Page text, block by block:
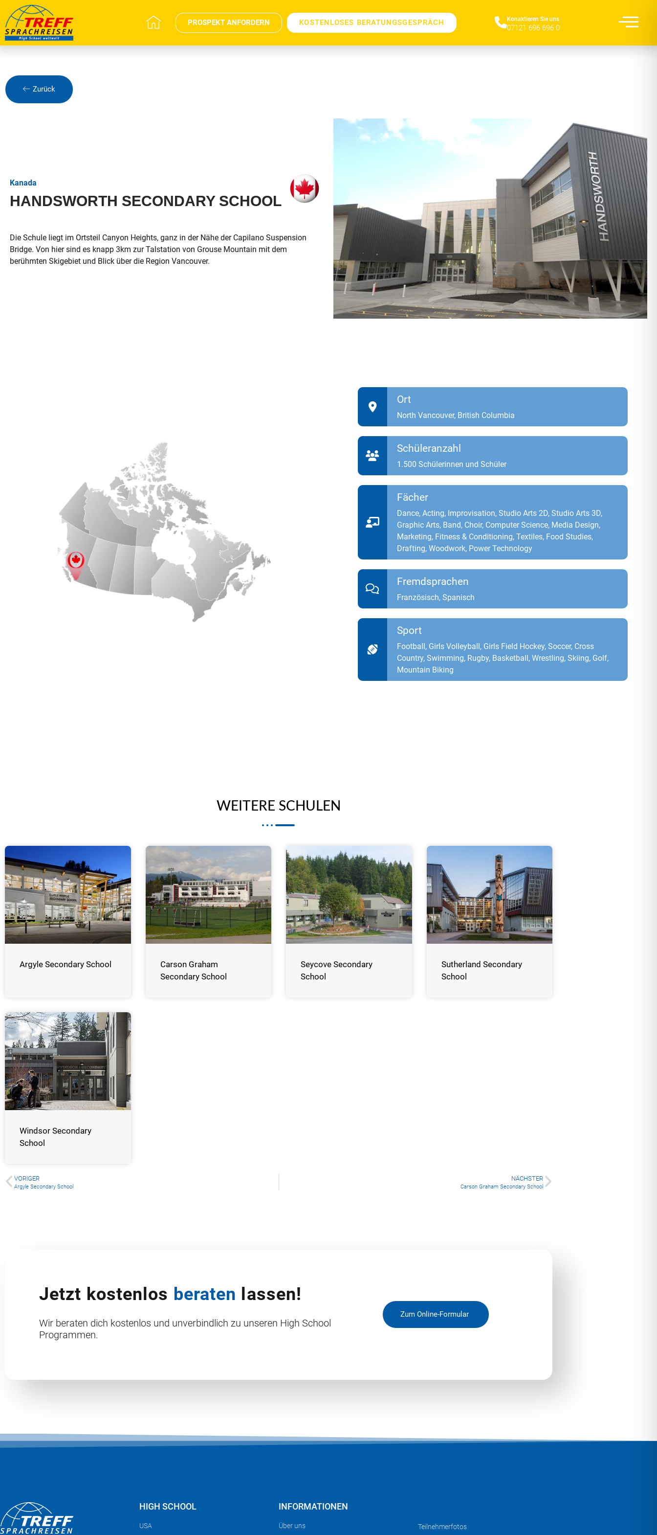
PROSPEKT ANFORDERN KOSTENLOSES BERATUNGSGESPRÄCH Konaktieren Sie uns​
07121 696 696 0
Zurück
Kanada
HANDSWORTH SECONDARY SCHOOL
Die Schule liegt im Ortsteil Canyon Heights, ganz in der Nähe der Capilano Suspension
Bridge. Von hier sind es knapp 3km zur Talstation von Grouse Mountain mit dem
berühmten Skigebiet und Blick über die Region Vancouver.
Ort
North Vancouver, British Columbia
Schüleranzahl
1.500 Schülerinnen und Schüler
Fächer
Dance, Acting, Improvisation, Studio Arts 2D, Studio Arts 3D,
Graphic Arts, Band, Choir, Computer Science, Media Design,
Marketing, Fitness & Conditioning, Textiles, Food Studies,
Drafting, Woodwork, Power Technology
Fremdsprachen
Französisch, Spanisch
Sport
Football, Girls Volleyball, Girls Field Hockey, Soccer, Cross
Country, Swimming, Rugby, Basketball, Wrestling, Skiing, Golf,
Mountain Biking
WEITERE SCHULEN
Argyle Secondary School
Carson Graham
Secondary School
Seycove Secondary
School
Sutherland Secondary
School
Windsor Secondary
School
VORIGER
Argyle Secondary School
NÄCHSTER
Carson Graham Secondary School
Jetzt kostenlos beraten lassen!
Wir beraten dich kostenlos und unverbindlich zu unseren High School
Programmen.
Zum Online-Formular
HIGH SCHOOL
USA
INFORMATIONEN
Über uns
Teilnehmerfotos